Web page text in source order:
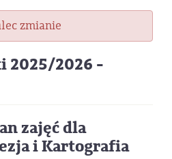
zmianie
2025/2026 -
zajęć dla
i Kartografia